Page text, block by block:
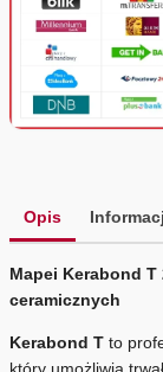
Opis
Mapei Kerabond
ceramicznych
Kerabond T to